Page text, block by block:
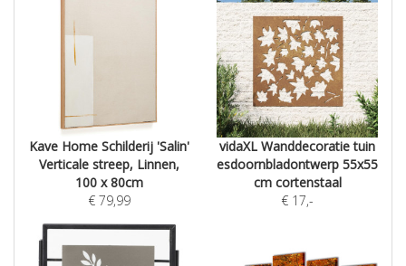
Kave Home Schilderij 'Salin'
Verticale streep, Linnen,
100 x 80cm
€ 79,99
vidaXL Wanddecoratie tuin
esdoornbladontwerp 55x55
cm cortenstaal
€ 17,-